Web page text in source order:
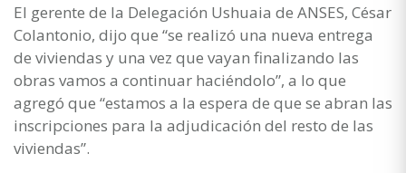
El gerente de la Delegación Ushuaia de ANSES, César
Colantonio, dijo que “se realizó una nueva entrega
de viviendas y una vez que vayan finalizando las
obras vamos a continuar haciéndolo”, a lo que
agregó que “estamos a la espera de que se abran las
inscripciones para la adjudicación del resto de las
viviendas”.